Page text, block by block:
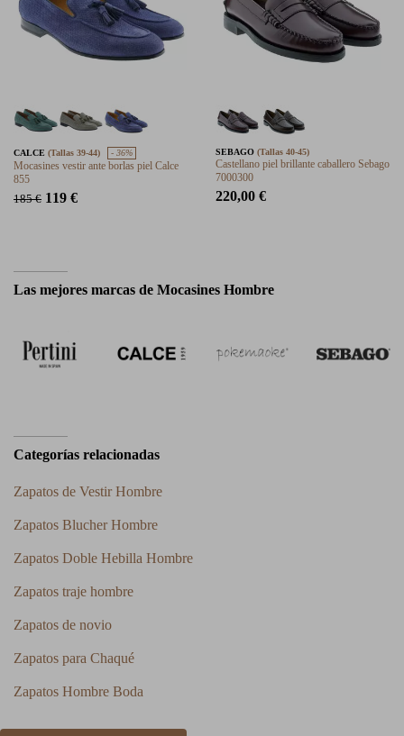
CALCE (Tallas 39-44) - 36%
Mocasines vestir ante borlas piel Calce
855
185 € 119 €
SEBAGO (Tallas 40-45)
Castellano piel brillante caballero Sebago
7000300
220,00 €
Las mejores marcas de Mocasines Hombre
Categorías relacionadas
Zapatos de Vestir Hombre
Zapatos Blucher Hombre
Zapatos Doble Hebilla Hombre
Zapatos traje hombre
Zapatos de novio
Zapatos para Chaqué
Zapatos Hombre Boda